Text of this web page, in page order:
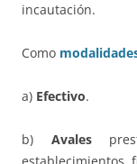
incautación.
Como
a) Efectivo.
b) Avales